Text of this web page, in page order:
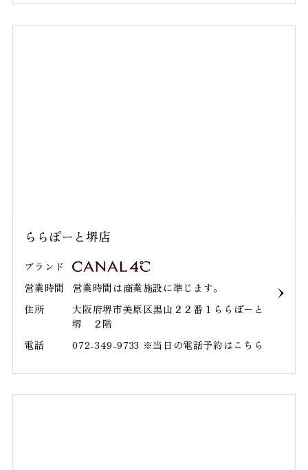
ららぽーと堺店
ブランド
営業時間
営業時間は商業施設に準じます｡
住所
大阪府堺市美原区黒山２２番１ららぽーと
堺 ２階
電話
072-349-9733 ※当日の電話予約はこちら